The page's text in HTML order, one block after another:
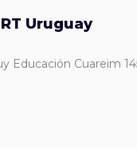
Uruguay
Educación Cuareim